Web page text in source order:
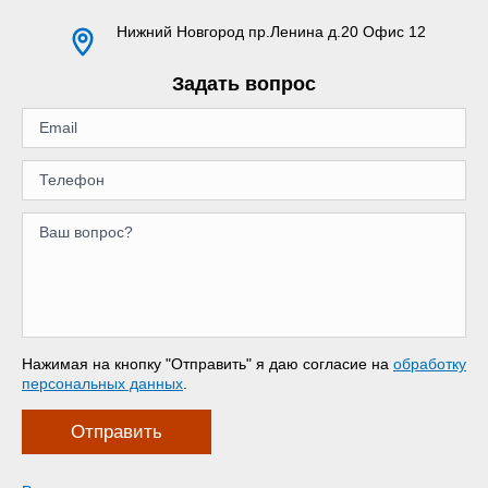
Нижний Новгород пр.Ленина д.20 Офис 12
Задать вопрос
Нажимая на кнопку "Отправить" я даю согласие на обработку
персональных данных
Отправить